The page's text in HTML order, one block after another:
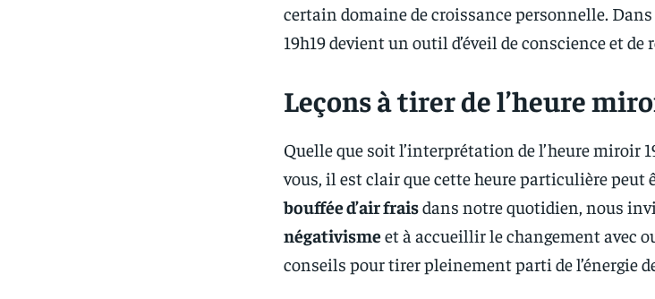
certain domaine de croissance personnelle.
19h19 devient un outil d’éveil de conscience et
Leçons à tirer de l’heure
Quelle que soit l’interprétation de l’heure miroir
vous, il est clair que cette heure particulière peut
bouffée d’air fraisdans notre quotidien, nous
négativismeet à accueillir le changement avec
conseils pour tirer pleinement parti de l’énergie